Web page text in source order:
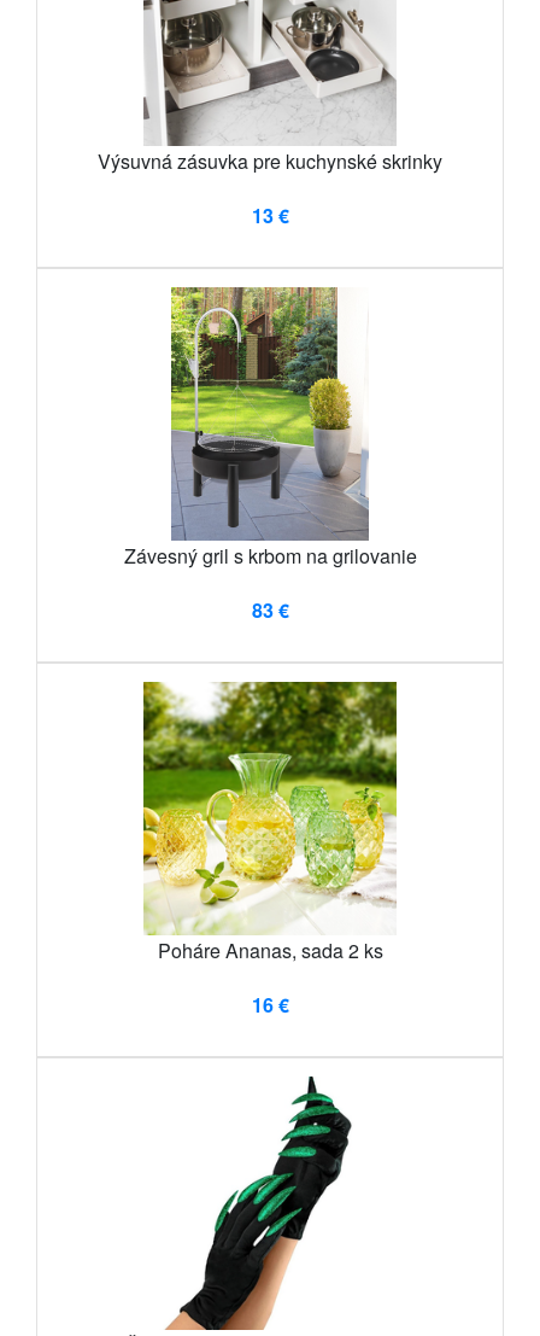
Výsuvná zásuvka pre kuchynské skrinky
13 €
Závesný gril s krbom na grilovanie
83 €
Poháre Ananas, sada 2 ks
16 €